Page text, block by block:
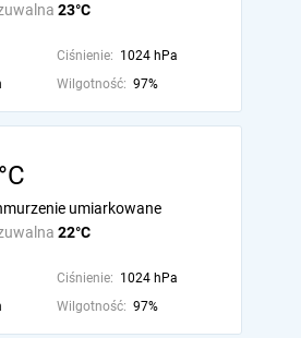
23°C
Ciśnienie: 1024 hPa
Wilgotność: 97%
22°C
umiarkowane
Ciśnienie: 1024 hPa
Wilgotność: 97%